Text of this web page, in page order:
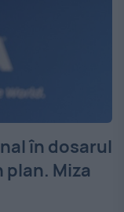
în dosarul
plan. Miza